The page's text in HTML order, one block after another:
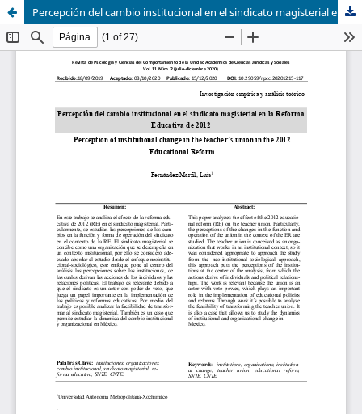
Percepción del cambio institucional en el sindicato magisterial en la Reforma Educativa de 2012